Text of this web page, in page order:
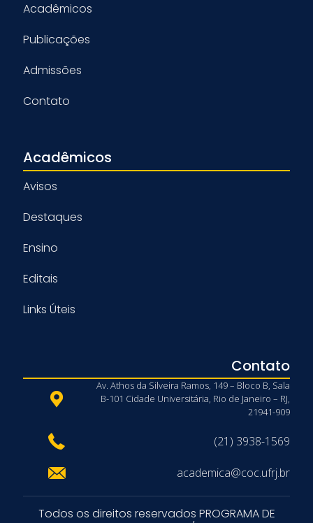
Acadêmicos
Publicações
Admissões
Contato
Acadêmicos
Avisos
Destaques
Ensino
Editais
Links Úteis
Contato
Av. Athos da Silveira Ramos, 149 – Bloco B, Sala
B-101 Cidade Universitária, Rio de Janeiro – RJ,
21941-909
(21) 3938-1569
academica@coc.ufrj.br
Todos os direitos reservados PROGRAMA DE